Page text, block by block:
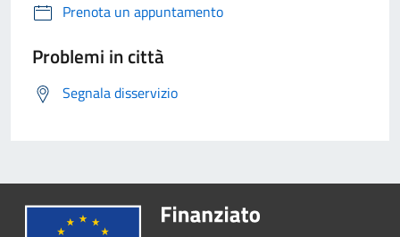
Prenota un appuntamento
Problemi in città
Segnala disservizio